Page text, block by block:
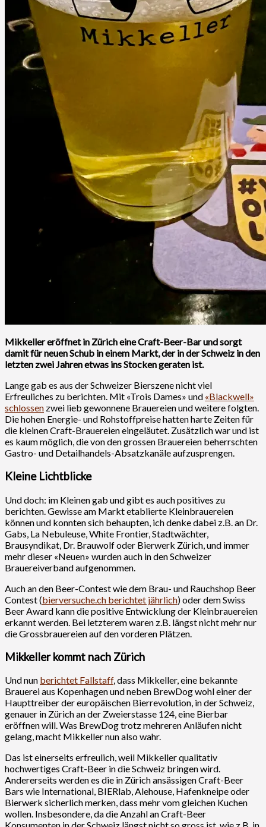
Mikkeller eröffnet in Zürich eine Craft-Beer-Bar und sorgt
damit für neuen Schub in einem Markt, der in der Schweiz in den
letzten zwei Jahren etwas ins Stocken geraten ist.
Lange gab es aus der Schweizer Bierszene nicht viel
Erfreuliches zu berichten. Mit «Trois Dames» und «Blackwell»
schlossen zwei lieb gewonnene Brauereien und weitere folgten.
Die hohen Energie- und Rohstoffpreise hatten harte Zeiten für
die kleinen Craft-Brauereien eingeläutet. Zusätzlich war und ist
es kaum möglich, die von den grossen Brauereien beherrschten
Gastro- und Detailhandels-Absatzkanäle aufzusprengen.
Kleine Lichtblicke
Und doch: im Kleinen gab und gibt es auch positives zu
berichten. Gewisse am Markt etablierte Kleinbrauereien
können und konnten sich behaupten, ich denke dabei z.B. an Dr.
Gabs, La Nebuleuse, White Frontier, Stadtwächter,
Brausyndikat, Dr. Brauwolf oder Bierwerk Zürich, und immer
mehr dieser «Neuen» wurden auch in den Schweizer
Brauereiverband aufgenommen.
Auch an den Beer-Contest wie dem Brau- und Rauchshop Beer
Contest (bierversuche.ch berichtet jährlich) oder dem Swiss
Beer Award kann die positive Entwicklung der Kleinbrauereien
erkannt werden. Bei letzterem waren z.B. längst nicht mehr nur
die Grossbrauereien auf den vorderen Plätzen.
Mikkeller kommt nach Zürich
Und nun berichtet Fallstaff, dass Mikkeller, eine bekannte
Brauerei aus Kopenhagen und neben BrewDog wohl einer der
Haupttreiber der europäischen Bierrevolution, in der Schweiz,
genauer in Zürich an der Zweierstasse 124, eine Bierbar
eröffnen will. Was BrewDog trotz mehreren Anläufen nicht
gelang, macht Mikkeller nun also wahr.
Das ist einerseits erfreulich, weil Mikkeller qualitativ
hochwertiges Craft-Beer in die Schweiz bringen wird.
Andererseits werden es die in Zürich ansässigen Craft-Beer
Bars wie International, BIERlab, Alehouse, Hafenkneipe oder
Bierwerk sicherlich merken, dass mehr vom gleichen Kuchen
wollen. Insbesondere, da die Anzahl an Craft-Beer